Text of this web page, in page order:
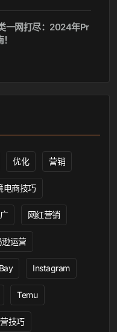
一网打尽：2024年Pr
优化 营销
电商技巧
网红营销
逊运营
Instagram
Temu
技巧